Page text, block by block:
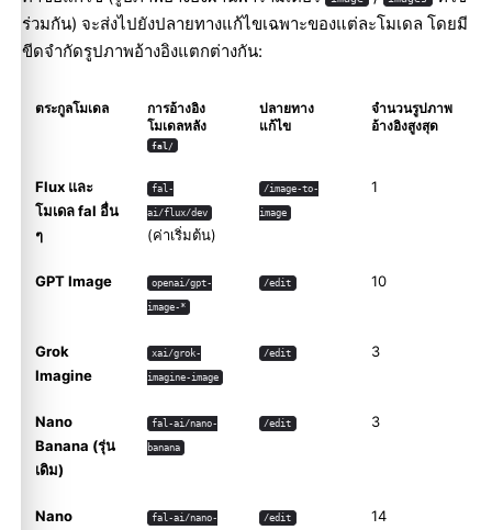
ร่วมกัน) จะส่งไปยังปลายทางแก้ไขเฉพาะของแต่ละโมเดล โดยมี
ขีดจำกัดรูปภาพอ้างอิงแตกต่างกัน:
ตระกูลโมเดล
การอ้างอิง
โมเดลหลัง
fal/
ปลายทาง
แก้ไข
จำนวนรูปภาพ
อ้างอิงสูงสุด
Flux และ
โมเดล fal อื่น
ๆ
fal-
ai/flux/dev
(ค่าเริ่มต้น)
/image-to-
image
1
GPT Image openai/gpt-
image-*
/edit 10
Grok
Imagine
xai/grok-
imagine-image
/edit 3
Nano
Banana (รุ่น
เดิม)
fal-ai/nano-
banana
/edit 3
Nano
fal-ai/nano- /edit 14